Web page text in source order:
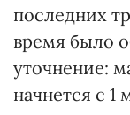
последних
время было
уточнение:
начнется с 1